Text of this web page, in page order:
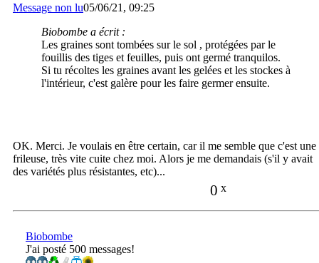
Message non lu05/06/21, 09:25
Biobombe a écrit :
Les graines sont tombées sur le sol , protégées par le
fouillis des tiges et feuilles, puis ont germé tranquilos.
Si tu récoltes les graines avant les gelées et les stockes à
l'intérieur, c'est galère pour les faire germer ensuite.
OK. Merci. Je voulais en être certain, car il me semble que c'est une
frileuse, très vite cuite chez moi. Alors je me demandais (s'il y avait
des variétés plus résistantes, etc)...
0 x
Biobombe
J'ai posté 500 messages!